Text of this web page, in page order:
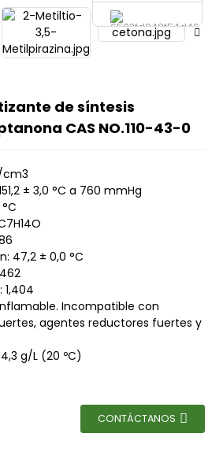
de síntesis
CAS NO.110-43-0
cm3
± 3,0 °C a 760 mmHg
47,2 ± 0,0 °C
Incompatible con
agentes reductores fuertes y
g/L (20 ºC)
CONTÁCTANOS